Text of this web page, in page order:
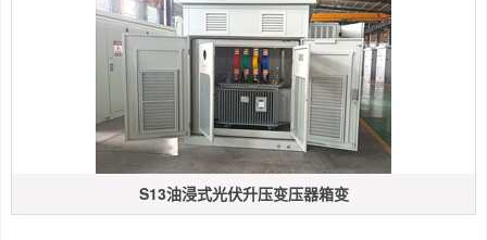
S13油浸式光伏升压变压器箱变